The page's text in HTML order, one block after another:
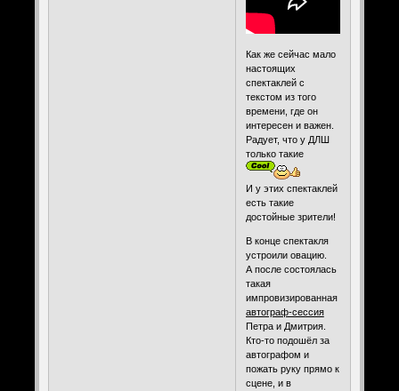
Как же сейчас мало
настоящих
спектаклей с
текстом из того
времени, где он
интересен и важен.
Радует, что у ДЛШ
только такие
И у этих спектаклей
есть такие
достойные зрители!
В конце спектакля
устроили овацию.
А после состоялась
такая
импровизированная
автограф-сессия
Петра и Дмитрия.
Кто-то подошёл за
автографом и
пожать руку прямо к
сцене, и в